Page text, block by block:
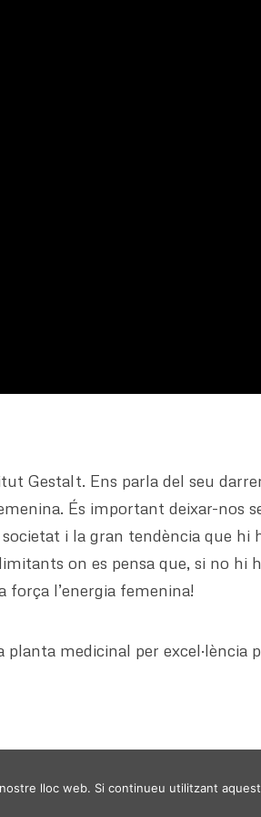
Gestalt. Ens parla del seu
És important deixar-nos
i la gran tendència que hi
on es pensa que, si no hi
l’energia femenina!
planta medicinal per excel·lència
lloc web. Si continueu utilitzant